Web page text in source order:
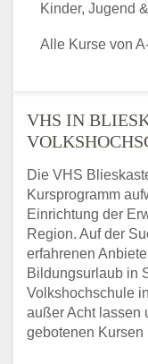
VHS IN
Die VHS
Kursprogramm
Einrichtung der
Region. Auf der
erfahrenen
Bildungsurlaub in
Volkshochschule
außer Acht lassen
gebotenen Kursen
Kinder, Jugend
Alle Kurse von